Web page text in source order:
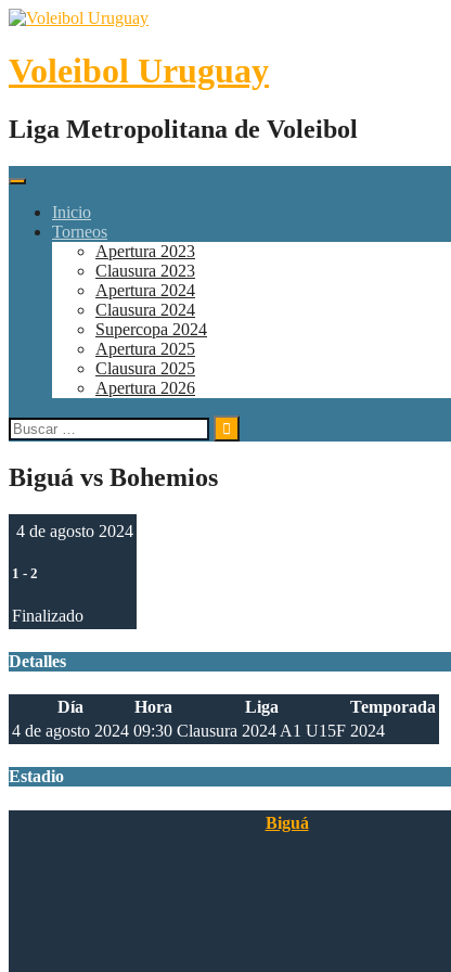
Skip
content
Voleibol Uruguay
Liga Metropolitana de Voleibol
Inicio
Torneos
Apertura 2023
Clausura 2023
Apertura 2024
Clausura 2024
Supercopa 2024
Apertura 2025
Clausura 2025
Apertura 2026
Buscar:
Biguá vs Bohemios
4 de agosto 2024
1 - 2
Finalizado
Detalles
Día Hora Liga
Temporada
4 de agosto 2024 09:30 Clausura 2024 A1 U15F 2024
Estadio
Biguá